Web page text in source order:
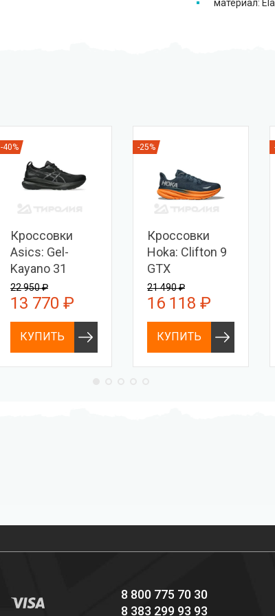
материал:
-40%
Кроссовки
Asics: Gel-
Kayano 31
22 950 ₽
13 770 ₽
КУПИТЬ
-25%
Кроссовки
Hoka: Clifton 9
GTX
21 490 ₽
16 118 ₽
КУПИТЬ
8 800 775 70 30
8 383 299 93 93